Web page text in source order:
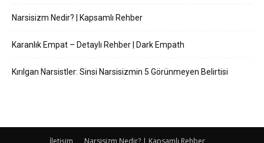
Narsisizm Nedir? | Kapsamlı Rehber
Karanlık Empat – Detaylı Rehber | Dark Empath
Kırılgan Narsistler: Sinsi Narsisizmin 5 Görünmeyen Belirtisi